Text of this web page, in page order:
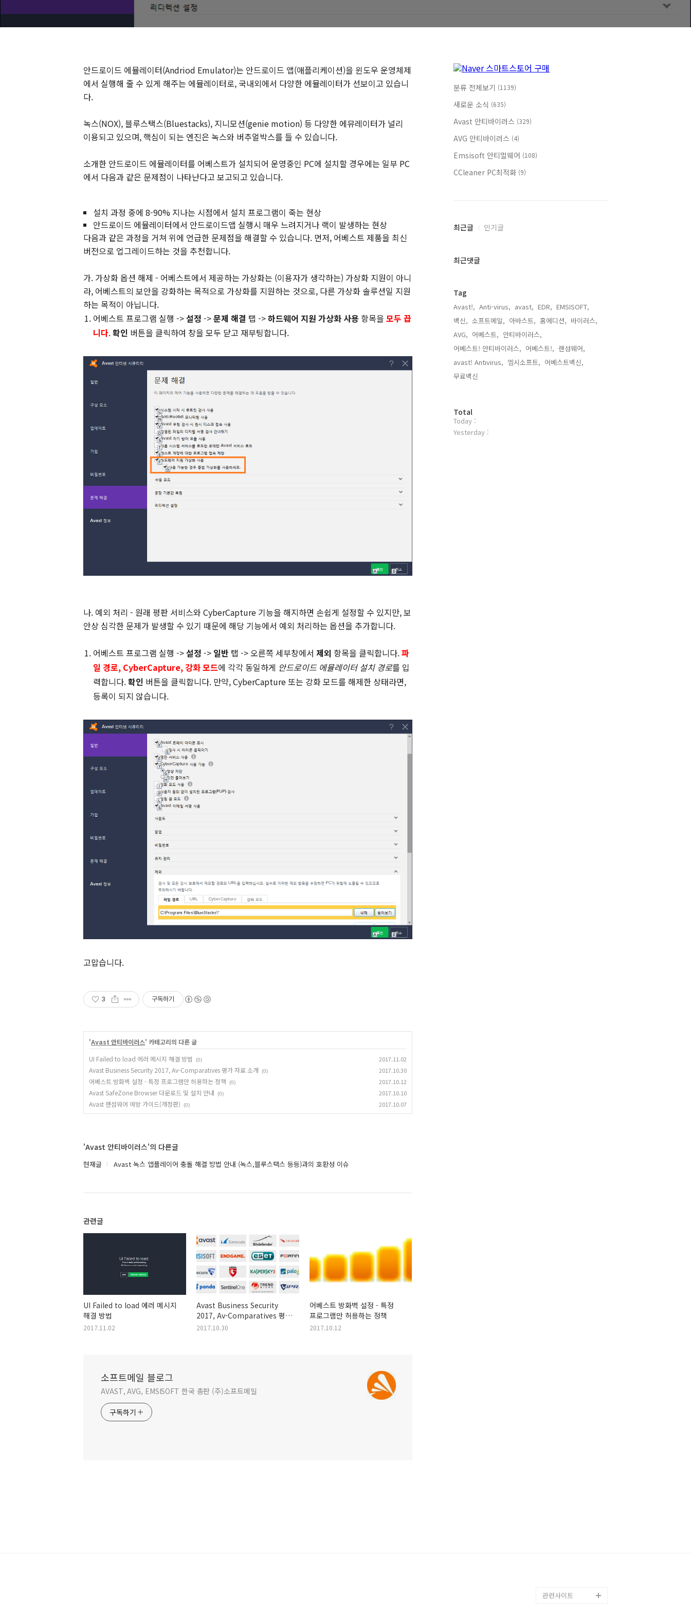
안드로이드 에뮬레이터(Andriod Emulator)는 안드로이드 앱(애플리케이션)을 윈도우 운영체제
에서 실행해 줄 수 있게 해주는 에뮬레이터로, 국내외에서 다양한 에뮬레이터가 선보이고 있습니
다.
녹스(NOX), 블루스택스(Bluestacks), 지니모션(genie motion) 등 다양한 에뮤레이터가 널리
이용되고 있으며, 핵심이 되는 엔진은 녹스와 버추얼박스를 들 수 있습니다.
소개한 안드로이드 에뮬레이터를 어베스트가 설치되어 운영중인 PC에 설치할 경우에는 일부 PC
에서 다음과 같은 문제점이 나타난다고 보고되고 있습니다.
설치 과정 중에 8-90% 지나는 시점에서 설치 프로그램이 죽는 현상
안드로이드 에뮬레이터에서 안드로이드앱 실행시 매우 느려지거나 랙이 발생하는 현상
다음과 같은 과정을 거쳐 위에 언급한 문제점을 해결할 수 있습니다. 먼저, 어베스트 제품을 최신
버전으로 업그레이드하는 것을 추천합니다.
가. 가상화 옵션 해제 - 어베스트에서 제공하는 가상화는 (이용자가 생각하는) 가상화 지원이 아니
라, 어베스트의 보안을 강화하는 목적으로 가상화를 지원하는 것으로, 다른 가상화 솔루션일 지원
하는 목적이 아닙니다.
어베스트 프로그램 실행 ->설정 ->문제 해결 탭 ->하드웨어 지원 가상화 사용 항목을 모두 끕
니다.확인 버튼을 클릭하여 창을 모두 닫고 재부팅합니다.
나. 예외 처리 - 원래 평판 서비스와 CyberCapture 기능을 해지하면 손쉽게 설정할 수 있지만, 보
안상 심각한 문제가 발생할 수 있기 때문에 해당 기능에서 예외 처리하는 옵션을 추가합니다.
어베스트 프로그램 실행 ->설정 -> 일반 탭 -> 오른쪽 세부창에서 제외 항목을 클릭합니다.파
일 경로, CyberCapture, 강화 모드에 각각 동일하게 안드로이드 에뮬레이터 설치 경로를 입
력합니다.확인 버튼을 클릭합니다. 만약, CyberCapture 또는 강화 모드를 해제한 상태라면,
등록이 되지 않습니다.
고맙습니다.
3 구독하기
'Avast 안티바이러스' 카테고리의 다른 글
UI Failed to load 에러 메시지 해결 방법
(0) 2017.11.02
Avast Business Security 2017, Av-Comparatives 평가 자료 소개 (0) 2017.10.30
어베스트 방화벽 설정 - 특정 프로그램만 허용하는 정책 (0) 2017.10.12
Avast SafeZone Browser 다운로드 및 설치 안내 (0) 2017.10.10
Avast 랜섬웨어 예방 가이드(개정판) (0) 2017.10.07
'Avast 안티바이러스'의 다른글
현재글 Avast 녹스 앱플레이어 충돌 해결 방법 안내 (녹스,블루스택스 등등)과의 호환성 이슈
관련글
UI Failed to load 에러 메시지
해결 방법
2017.11.02
Avast Business Security
2017, Av-Comparatives 평가
자료 소개
2017.10.30
어베스트 방화벽 설정 - 특정
프로그램만 허용하는 정책
2017.10.12
소프트메일 블로그
AVAST, AVG, EMSISOFT 한국 총판 (주)소프트메일
구독하기
분류 전체보기 (1139)
새로운 소식 (635)
Avast 안티바이러스 (329)
AVG 안티바이러스 (4)
Emsisoft 안티멀웨어 (108)
CCleaner PC최적화 (9)
최
과
글
최근글 인기글
최근댓글
Tag
Avast!, Anti-virus, avast, EDR, EMSISOFT,
백신, 소프트메일, 아바스트, 홈에디션, 바이러스,
AVG, 어베스트, 안티바이러스,
어베스트! 안티바이러스, 어베스트!, 랜섬웨어,
avast! Antivirus, 엠시소프트, 어베스트백신,
무료백신,
방
문
자
Total
Today :
Yesterday :
관련사이트